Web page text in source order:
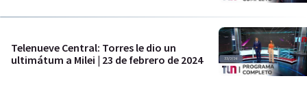
Telenueve Central: Torres le dio un
ultimátum a Milei | 23 de febrero de 2024